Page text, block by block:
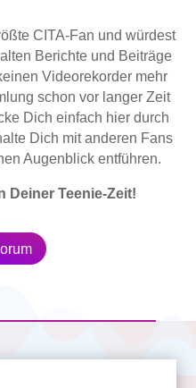
CITA-Fan und würdest
Berichte und Beiträge
Videorekorder mehr
schon vor langer Zeit
Dich einfach hier durch
Dich mit anderen Fans
Augenblick entführen.
Deiner Teenie-Zeit!